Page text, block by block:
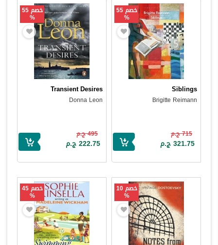
خصم 55
%
Siblings
Brigitte Reimann
715 ج.م
321.75 ج.م
خصم 55
%
Transient Desires
Donna Leon
495 ج.م
222.75 ج.م
خصم 10
%
خصم 45
%